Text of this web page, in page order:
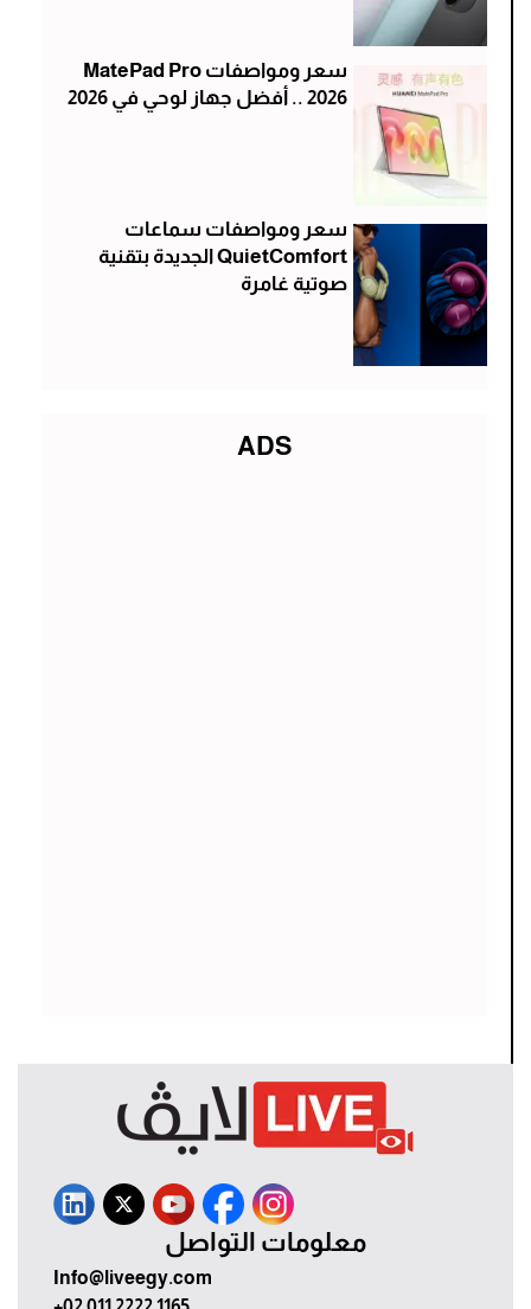
سعر ومواصفات MatePad Pro
2026 .. أفضل جهاز لوحي في 2026
سعر ومواصفات سماعات
QuietComfort الجديدة بتقنية
صوتية غامرة
ADS
معلومات التواصل
Info@liveegy.com